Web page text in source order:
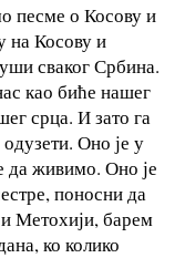
песме о Косову и
на Косову и
сваког Србина.
као биће нашег
срца. И зато га
Оно је у
да живимо. Оно је
поносни да
Метохији, барем
ко колико